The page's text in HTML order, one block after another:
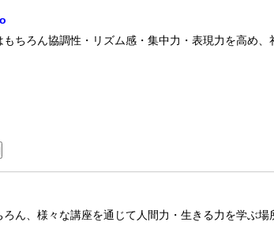
ちろん協調性・リズム感・集中力・表現力を高め、
ん、様々な講座を通じて人間力・生きる力を学ぶ